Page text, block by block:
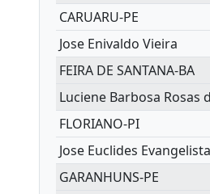
CARUARU-PE
Jose Enivaldo Vieira
FEIRA DE SANTANA-BA
Luciene Barbosa Rosas
FLORIANO-PI
Jose Euclides
GARANHUNS-PE